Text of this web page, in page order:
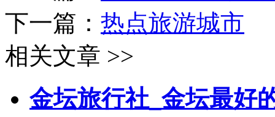
下一篇： 热点旅游城市
相关文章 >>
金坛旅行社_金坛最好